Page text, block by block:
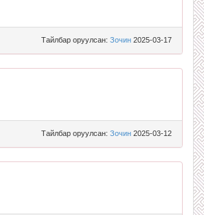
Тайлбар оруулсан: Зочин 2025-03-17
Тайлбар оруулсан: Зочин 2025-03-12